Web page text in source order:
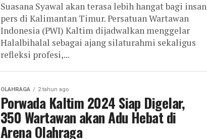
Suasana Syawal akan terasa lebih hangat bagi insan
pers di Kalimantan Timur. Persatuan Wartawan
Indonesia (PWI) Kaltim dijadwalkan menggelar
Halalbihalal sebagai ajang silaturahmi sekaligus
refleksi profesi,...
OLAHRAGA 2 tahun ago
Porwada Kaltim 2024 Siap Digelar,
350 Wartawan akan Adu Hebat di
Arena Olahraga